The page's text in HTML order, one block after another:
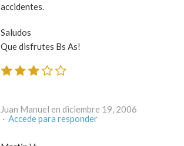
accidentes.
Saludos
Que disfrutes Bs As!
Juan Manuel en diciembre 19, 2006
· Accede para responder